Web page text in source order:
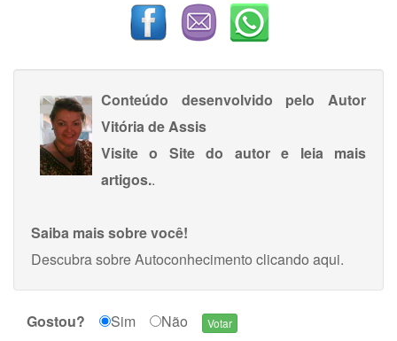
Conteúdo desenvolvido pelo Autor
Vitória de Assis
Visite o Site do autor e leia mais
artigos..
Saiba mais sobre você!
Descubra sobre Autoconhecimento clicando aqui.
Gostou? Sim Não